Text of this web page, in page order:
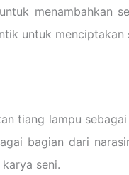
menambahkan
untuk menciptakan
tiang lampu
bagian dari
seni.